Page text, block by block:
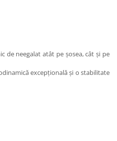
de neegalat atât pe șosea, cât și pe
excepțională și o stabilitate